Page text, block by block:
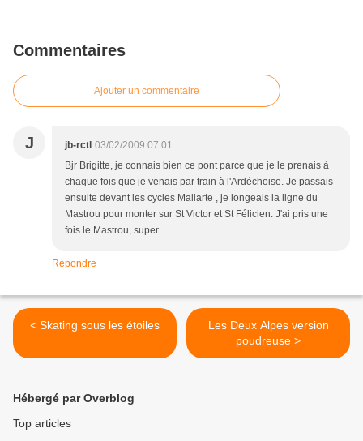
Commentaires
Ajouter un commentaire
J jb-rctl 03/02/2009 07:01
Bjr Brigitte, je connais bien ce pont parce que je le prenais à
chaque fois que je venais par train à l'Ardéchoise. Je passais
ensuite devant les cycles Mallarte , je longeais la ligne du
Mastrou pour monter sur St Victor et St Félicien. J'ai pris une
fois le Mastrou, super.
Répondre
< Skating sous les étoiles
Les Deux Alpes version
poudreuse >
Hébergé par Overblog
Top articles